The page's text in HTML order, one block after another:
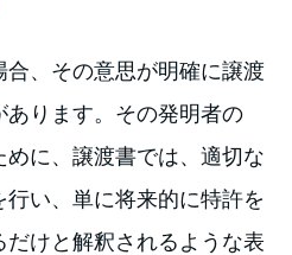
、その意思が明確に譲渡
ります。その発明者の
めに、譲渡書では、適切な
い、単に将来的に特許を
けと解釈されるような表